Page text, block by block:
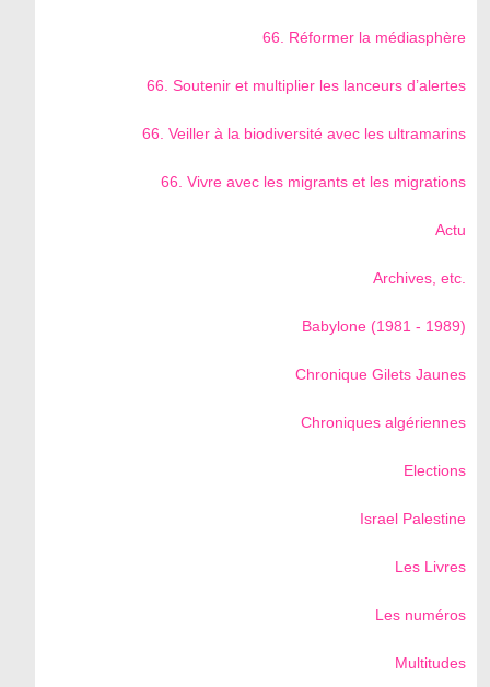
66. Réformer la médiasphère
66. Soutenir et multiplier les lanceurs d’alertes
66. Veiller à la biodiversité avec les ultramarins
66. Vivre avec les migrants et les migrations
Actu
Archives, etc.
Babylone (1981 - 1989)
Chronique Gilets Jaunes
Chroniques algériennes
Elections
Israel Palestine
Les Livres
Les numéros
Multitudes